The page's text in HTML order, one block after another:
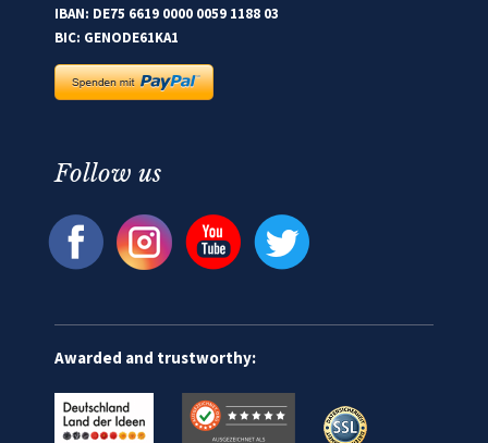
IBAN: DE75 6619 0000 0059 1188 03
BIC: GENODE61KA1
Follow us
Awarded and trustworthy: